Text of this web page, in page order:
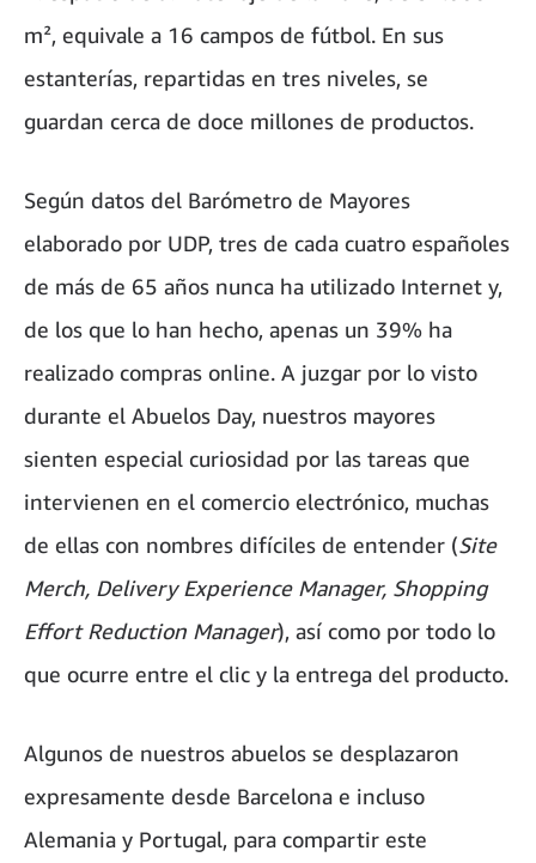
m², equivale a 16 campos de fútbol. En sus
estanterías, repartidas en tres niveles, se
guardan cerca de doce millones de productos.
Según datos del Barómetro de Mayores
elaborado por UDP, tres de cada cuatro españoles
de más de 65 años nunca ha utilizado Internet y,
de los que lo han hecho, apenas un 39% ha
realizado compras online. A juzgar por lo visto
durante el Abuelos Day, nuestros mayores
sienten especial curiosidad por las tareas que
intervienen en el comercio electrónico, muchas
de ellas con nombres difíciles de entender (Site
Merch, Delivery Experience Manager, Shopping
Effort Reduction Manager), así como por todo lo
que ocurre entre el clic y la entrega del producto.
Algunos de nuestros abuelos se desplazaron
expresamente desde Barcelona e incluso
Alemania y Portugal, para compartir este